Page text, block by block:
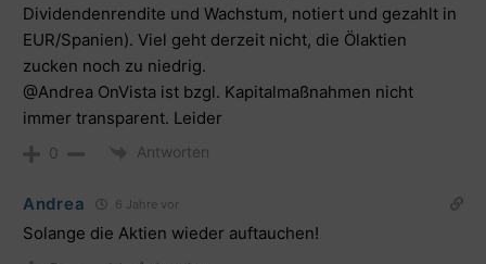
Dividendenrendite und Wachstum, notiert und gezahlt in
EUR/Spanien). Viel geht derzeit nicht, die Ölaktien
zucken noch zu niedrig.
@Andrea OnVista ist bzgl. Kapitalmaßnahmen nicht
immer transparent. Leider
0 Antworten
Andrea 6 Jahre vor
Solange die Aktien wieder auftauchen!